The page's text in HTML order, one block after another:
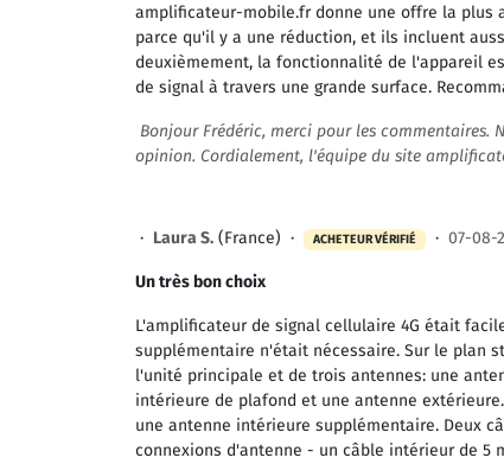
amplificateur-mobile.fr donne une offre la plus
parce qu'il y a une réduction, et ils incluent
deuxièmement, la fonctionnalité de l'appareil
de signal à travers une grande surface.
Bonjour Frédéric, merci pour les commentaires.
opinion. Cordialement, l'équipe du site
· Laura S. (France) · ACHETEUR VÉRIFIÉ · 07-08-
Un très bon choix
L'amplificateur de signal cellulaire 4G était
supplémentaire n'était nécessaire. Sur le plan
l'unité principale et de trois antennes: une
intérieure de plafond et une antenne
une antenne intérieure supplémentaire. Deux
connexions d'antenne - un câble intérieur de 5